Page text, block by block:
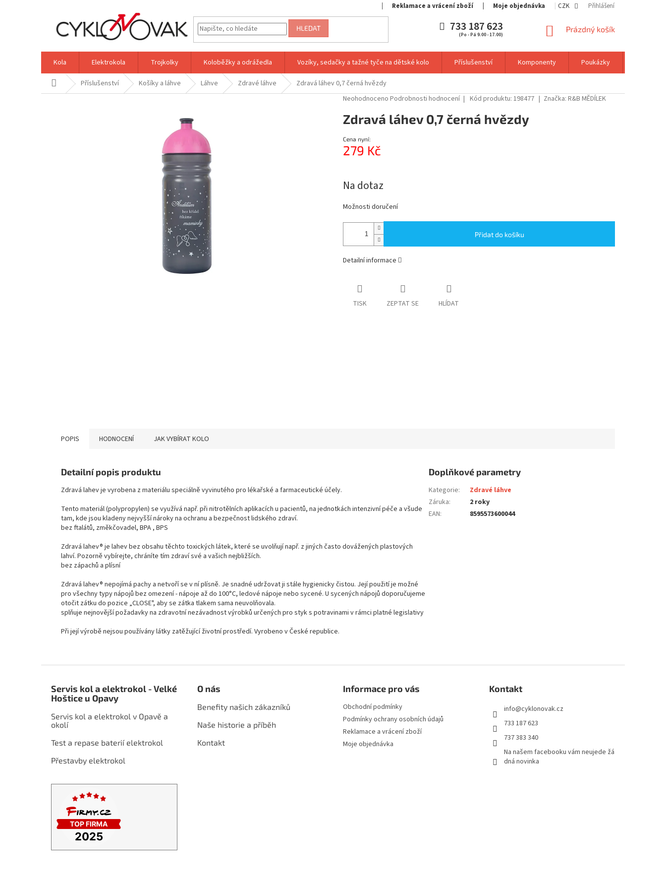
Reklamace a vrácení zboží Moje objednávka CZK Přihlášení
HLEDAT 733 187 623
(Po - Pá 9:00 - 17:00)
NÁKUPNÍ
Prázdný košík
Kola Elektrokola Trojkolky Koloběžky a odrážedla Vozíky, sedačky a tažné tyče na dětské kolo Příslušenství Komponenty Poukázky
Domů Příslušenství Košíky a láhve Láhve Zdravé láhve
Zdravá láhev 0,7 černá hvězdy
Průměrné
produktu
je
0,0
z
5
Neohodnoceno Podrobnosti hodnocení Kód produktu: 198477 Značka:R&B MĚDÍLEK
Zdravá láhev 0,7 černá hvězdy
Cena nyní:
279 Kč
Na dotaz
Možnosti doručení
Přidat do košíku
Detailní informace
TISK ZEPTAT SE HLÍDAT
POPIS HODNOCENÍ JAK VYBÍRAT KOLO
Detailní popis produktu
Zdravá lahev je vyrobena z materiálu speciálně vyvinutého pro lékařské a farmaceutické účely.
Tento materiál (polypropylen) se využívá např. při nitrotělních aplikacích u pacientů, na jednotkách intenzivní péče a všude
tam, kde jsou kladeny nejvyšší nároky na ochranu a bezpečnost lidského zdraví.
bez ftalátů, změkčovadel, BPA , BPS
Zdravá lahev® je lahev bez obsahu těchto toxických látek, které se uvolňují např. z jiných často dovážených plastových
lahví. Pozorně vybírejte, chráníte tím zdraví své a vašich nejbližších.
bez zápachů a plísní
Zdravá lahev® nepojímá pachy a netvoří se v ní plísně. Je snadné udržovat ji stále hygienicky čistou. Její použití je možné
pro všechny typy nápojů bez omezení - nápoje až do 100°C, ledové nápoje nebo sycené. U sycených nápojů doporučujeme
otočit zátku do pozice „CLOSE", aby se zátka tlakem sama neuvolňovala.
splňuje nejnovější požadavky na zdravotní nezávadnost výrobků určených pro styk s potravinami v rámci platné legislativy
Při její výrobě nejsou používány látky zatěžující životní prostředí. Vyrobeno v České republice.
Doplňkové parametry
Kategorie:
Zdravé láhve
Záruka:
2 roky
EAN: 8595573600044
Servis kol a elektrokol - Velké
Hoštice u Opavy
Servis kol a elektrokol v Opavě a
okolí
Test a repase baterií elektrokol
Přestavby elektrokol
O nás
Benefity našich zákazníků
Naše historie a příběh
Kontakt
Informace pro vás
Obchodní podmínky
Podmínky ochrany osobních údajů
Reklamace a vrácení zboží
Moje objednávka
Kontakt
info@cyklonovak.cz
733 187 623
737 383 340
Na našem facebooku vám neujede žá
dná novinka